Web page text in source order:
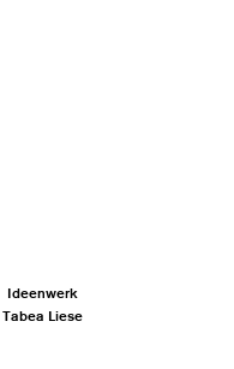
Ideenwerk
Tabea Liese